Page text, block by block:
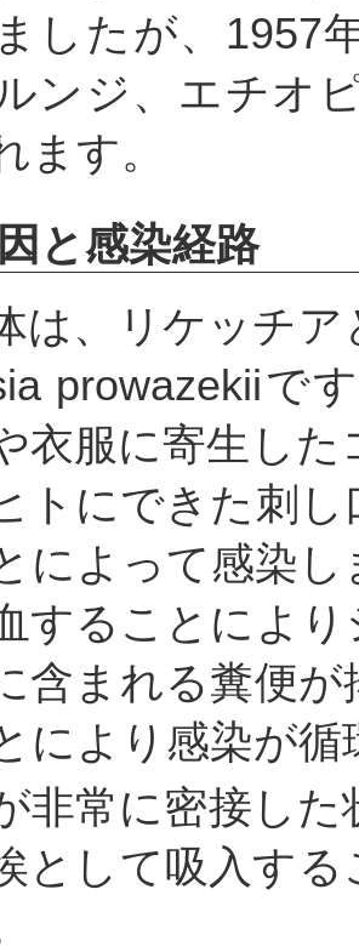
したが、1957
ンジ、エチオ
ます。
と感染経路
は、リケッチア
prowazekiiで
衣服に寄生し
トにできた刺
によって感染
することによ
含まれる糞便
により感染が循
非常に密接した
として吸入す